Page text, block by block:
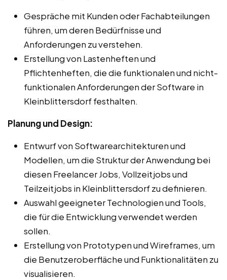
Gespräche mit Kunden oder Fachabteilungen
führen, um deren Bedürfnisse und
Anforderungen zu verstehen.
Erstellung von Lastenheften und
Pflichtenheften, die die funktionalen und nicht-
funktionalen Anforderungen der Software in
Kleinblittersdorf festhalten.
Planung und Design:
Entwurf von Softwarearchitekturen und
Modellen, um die Struktur der Anwendung bei
diesen Freelancer Jobs, Vollzeitjobs und
Teilzeitjobs in Kleinblittersdorf zu definieren.
Auswahl geeigneter Technologien und Tools,
die für die Entwicklung verwendet werden
sollen.
Erstellung von Prototypen und Wireframes, um
die Benutzeroberfläche und Funktionalitäten zu
visualisieren.